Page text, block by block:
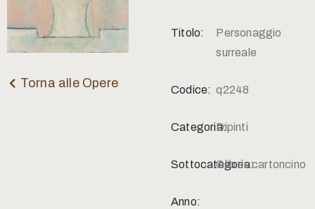
Torna alle Opere
Titolo:
Personaggio
surreale
Codice: q2248
Categoria:Dipinti
Sottocategoria:Olio su cartoncino
Anno: